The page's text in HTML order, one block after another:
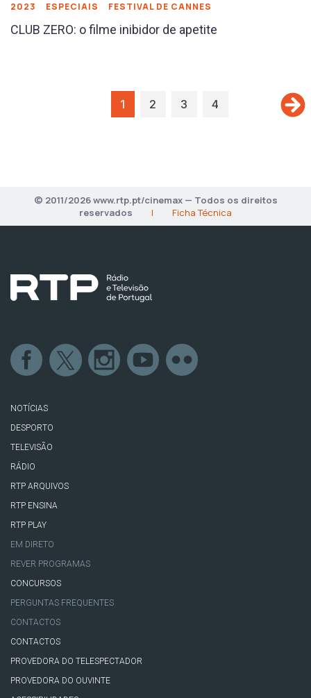
2023 ESPECIAIS FESTIVAL DE CANNES
CLUB ZERO: o filme inibidor de apetite
1 2 3 4
© 2011/2026 www.rtp.pt/cinemax — Todos os direitos
reservados
| Ficha Técnica
NOTÍCIAS
DESPORTO
TELEVISÃO
RÁDIO
RTP ARQUIVOS
RTP ENSINA
RTP PLAY
EM DIRETO
REVER PROGRAMAS
CONCURSOS
PERGUNTAS FREQUENTES
CONTACTOS
CONTACTOS
PROVEDORA DO TELESPECTADOR
PROVEDORA DO OUVINTE